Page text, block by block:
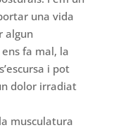
una vida
algun
fa mal, la
i pot
dolor irradiat
musculatura